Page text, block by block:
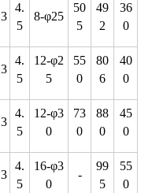
3
4.
5
8-φ25
50
5
49
2
36
0
3
4.
5
12-φ2
5
55
0
80
6
40
0
3
4.
5
12-φ3
0
73
0
88
0
45
0
3
4.
5
16-φ3
0
-
99
5
55
0